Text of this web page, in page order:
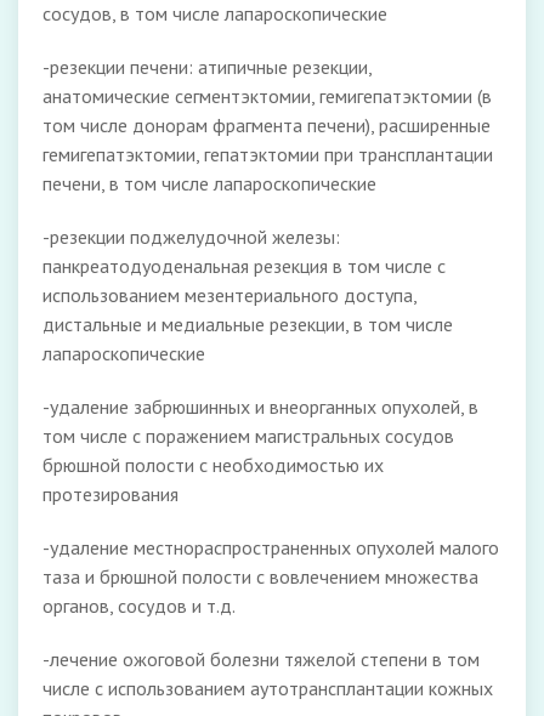
сосудов, в том числе лапароскопические
-резекции печени: атипичные резекции,
анатомические сегментэктомии, гемигепатэктомии (в
том числе донорам фрагмента печени), расширенные
гемигепатэктомии, гепатэктомии при трансплантации
печени, в том числе лапароскопические
-резекции поджелудочной железы:
панкреатодуоденальная резекция в том числе с
использованием мезентериального доступа,
дистальные и медиальные резекции, в том числе
лапароскопические
-удаление забрюшинных и внеорганных опухолей, в
том числе с поражением магистральных сосудов
брюшной полости с необходимостью их
протезирования
-удаление местнораспространенных опухолей малого
таза и брюшной полости с вовлечением множества
органов, сосудов и т.д.
-лечение ожоговой болезни тяжелой степени в том
числе с использованием аутотрансплантации кожных